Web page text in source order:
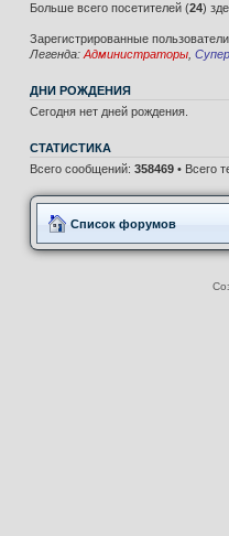
Больше всего посетителей (24)
Зарегистрированные
Легенда: Администраторы
ДНИ РОЖДЕНИЯ
Сегодня нет дней рождения.
СТАТИСТИКА
Всего сообщений: 358469 • Всего
Список форумов